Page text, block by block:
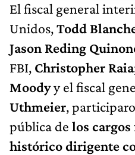
El fiscal general
Unidos,Todd
Jason Reding
FBI, Christopher Raia
Moodyy el fiscal
Uthmeier,
pública de los
histórico dirigente